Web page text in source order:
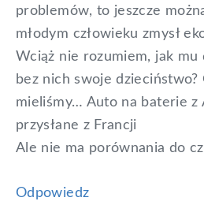
problemów, to jeszcze
młodym człowieku zmysł
Wciąż nie rozumiem, jak mu
bez nich swoje dzieciństwo?
mieliśmy… Auto na baterie z
przysłane z Francji
Ale nie ma porównania do
Odpowiedz